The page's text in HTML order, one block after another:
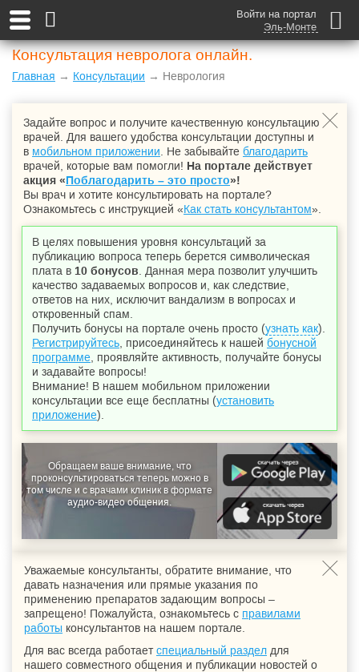
Войти на портал
Эль-Монте
Консультация невролога онлайн.
Главная → Консультации → Неврология
Задайте вопрос и получите качественную консультацию
врачей. Для вашего удобства консультации доступны и
в мобильном приложении . Не забывайте благодарить
врачей, которые вам помогли! На портале действует
акция «Поблагодарить – это просто»!
Вы врач и хотите консультировать на портале?
Ознакомьтесь с инструкцией «Как стать консультантом».
В целях повышения уровня консультаций за
публикацию вопроса теперь берется символическая
плата в 10 бонусов . Данная мера позволит улучшить
качество задаваемых вопросов и, как следствие,
ответов на них, исключит вандализм в вопросах и
откровенный спам.
Получить бонусы на портале очень просто (узнать как).
Регистрируйтесь , присоединяйтесь к нашей бонусной
программе , проявляйте активность, получайте бонусы
и задавайте вопросы!
Внимание! В нашем мобильном приложении
консультации все еще бесплатны (установить
приложение).
Обращаем ваше внимание, что
проконсультироваться теперь можно в
том числе и с врачами клиник в формате
аудио-видео общения.
Уважаемые консультанты, обратите внимание, что
давать назначения или прямые указания по
применению препаратов задающим вопросы –
запрещено! Пожалуйста, ознакомьтесь с правилами
работы консультантов на нашем портале.
Для вас всегда работаетспециальный раздел для
нашего совместного общения и публикации новостей о